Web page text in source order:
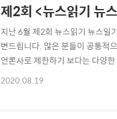
제2회 <뉴스읽기 뉴
지난 6월 제2회 뉴스읽기 뉴스일
변드립니다. 많은 분들이 공통적
언론사로 제한하기 보다는 다양
다. 또한, 제2회 뉴스 일기장의 ‘
2020.08.19